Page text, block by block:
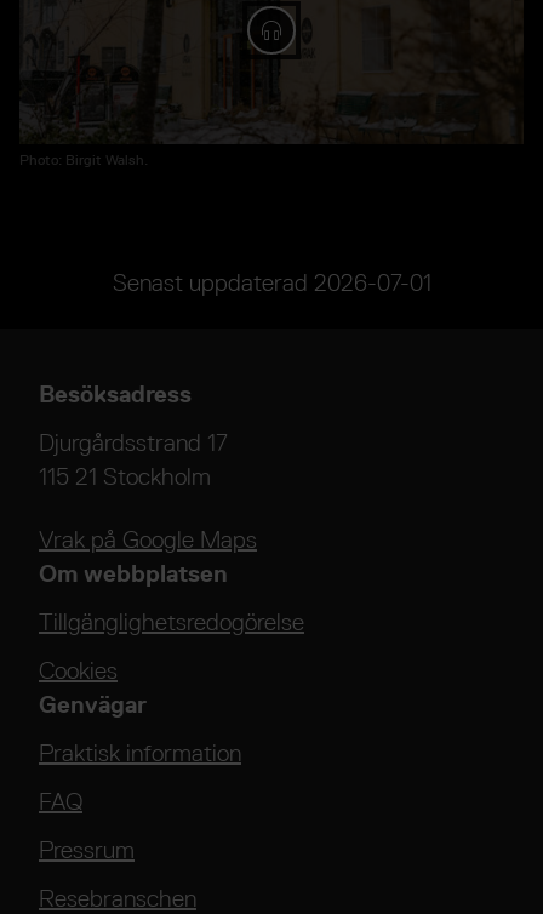
Photo: Birgit Walsh.
Spela ljud: Vieraileminen
Senast uppdaterad 2026-07-01
Besöksadress
Djurgårdsstrand 17
115 21 Stockholm
Vrak på Google Maps
Om webbplatsen
Tillgänglighetsredogörelse
Cookies
Genvägar
Praktisk information
FAQ
Pressrum
Resebranschen